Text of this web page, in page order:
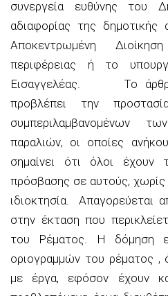
συνεργεία ευθύνης του
αδιαφορίας της
Αποκεντρωμένη
περιφέρειας ή το
Εισαγγελέας. Το
προβλέπει την
συμπεριλαμβανομένων
παραλιών, οι οποίες
σημαίνει ότι όλοι έχουν
πρόσβασης σε αυτούς, χωρίς
ιδιοκτησία. Απαγορεύεται
στην έκταση που
του Ρέματος. Η δόμηση
οριογραμμών του ρέματος ,
με έργα, εφόσον έχουν